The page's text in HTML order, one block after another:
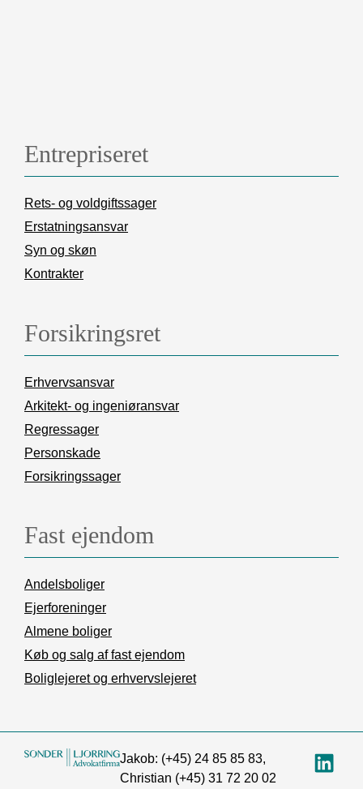
Entrepriseret
Rets- og voldgiftssager
Erstatningsansvar
Syn og skøn
Kontrakter
Forsikringsret
Erhvervsansvar
Arkitekt- og ingeniøransvar
Regressager
Personskade
Forsikringssager
Fast ejendom
Andelsboliger
Ejerforeninger
Almene boliger
Køb og salg af fast ejendom
Boliglejeret og erhvervslejeret
Jakob: (+45) 24 85 85 83,
Christian (+45) 31 72 20 02